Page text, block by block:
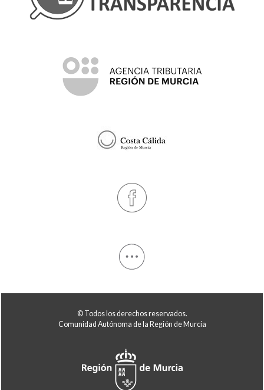
© Todos los derechos reservados.
Comunidad Autónoma de la Región de Murcia